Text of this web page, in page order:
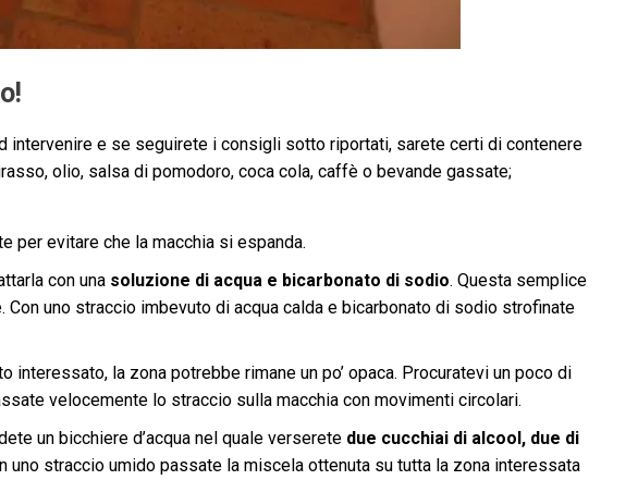
intervenire e se seguirete i consigli sotto riportati, sarete certi di contenere
olio, salsa di pomodoro, coca cola, caffè o bevande gassate;
per evitare che la macchia si espanda.
con una soluzione di acqua e bicarbonato di sodio. Questa semplice
Con uno straccio imbevuto di acqua calda e bicarbonato di sodio strofinate
interessato, la zona potrebbe rimane un po’ opaca. Procuratevi un poco di
velocemente lo straccio sulla macchia con movimenti circolari.
un bicchiere d’acqua nel quale verserete due cucchiai di alcool, due di
uno straccio umido passate la miscela ottenuta su tutta la zona interessata